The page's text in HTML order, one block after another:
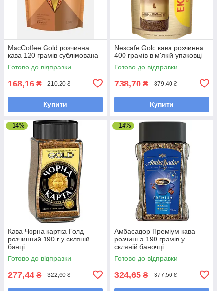
MacCoffee Gold розчинна
кава 120 грамів сублімована
Готово до відправки
168,16 ₴ 210,20 ₴
Купити
Nescafe Gold кава розчинна
400 грамів в м'якій упаковці
Готово до відправки
738,70 ₴ 879,40 ₴
Купити
–14%
Кава Чорна картка Голд
розчинний 190 г у скляній
банці
Готово до відправки
277,44 ₴ 322,60 ₴
–14%
Амбасадор Преміум кава
розчинна 190 грамів у
скляній баночці
Готово до відправки
324,65 ₴ 377,50 ₴